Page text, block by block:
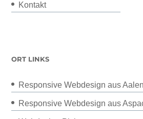
Kontakt
ORT LINKS
Responsive Webdesign aus Aalen
Responsive Webdesign aus